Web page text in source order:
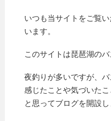
いつも当サイトをご覧
います。
このサイトは琵琶湖のバ
夜釣りが多いですが、
感じたことや気づいた
と思ってブログを開設し